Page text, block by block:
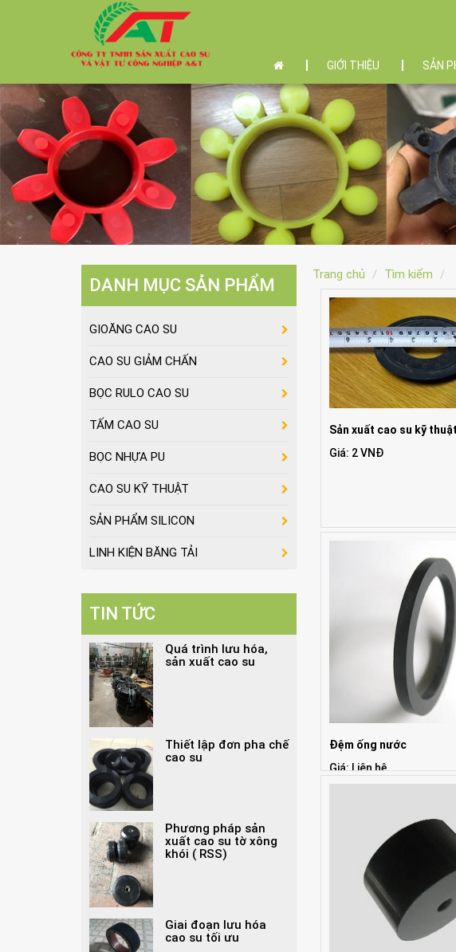
GIỚI THIỆU SẢN
Trang chủ Tìm kiếm
Sản xuất cao su kỹ
Giá: 2 VNĐ
Đệm ống nước
Giá: Liên hệ
DANH MỤC SẢN PHẨM
GIOĂNG CAO SU
CAO SU GIẢM CHẤN
BỌC RULO CAO SU
TẤM CAO SU
BỌC NHỰA PU
CAO SU KỸ THUẬT
SẢN PHẨM SILICON
LINH KIỆN BĂNG TẢI
TIN TỨC
Quá trình lưu hóa,
sản xuất cao su
Thiết lập đơn pha chế
cao su
Phương pháp sản
xuất cao su tờ xông
khói ( RSS)
Giai đoạn lưu hóa
cao su tối ưu